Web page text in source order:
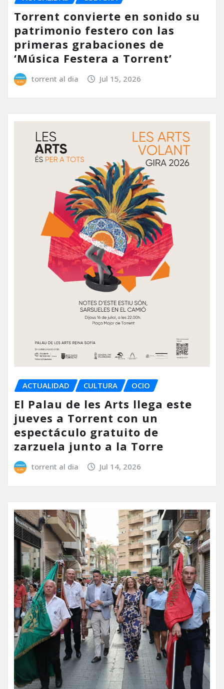
Torrent convierte en sonido su
patrimonio festero con las
primeras grabaciones de
‘Música Festera a Torrent’
torrent al dia Jul 15, 2026
ACTUALIDAD CULTURA OCIO
El Palau de les Arts llega este
jueves a Torrent con un
espectáculo gratuito de
zarzuela junto a la Torre
torrent al dia Jul 14, 2026